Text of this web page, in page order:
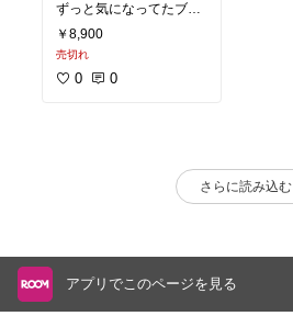
ずっと気になってたブル
ゾン❤
オシャレウォーカーさん
ではもう
何年も今の時期に販売さ
お値段も結構するので、
なかなか踏ん切りがつか
ジ感は
￥8,900
売切れ
0 0
さらに読み込む
アプリでこのページを見る